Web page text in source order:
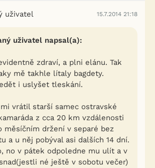
uživatel 15.7.2014 21:18
uživatel napsal(a):
zdraví, a plni elánu. Tak
mě takhle lítaly bagdety.
i uslyšet tleskání.
vrátil starší samec ostravské
z cca 20 km vzdálenosti
měsíčním držení v separé bez
a u něj pobýval asi dalších 14 dní.
no v pátek odpoledne mu ulít a v
né ještě v sobotu večer)